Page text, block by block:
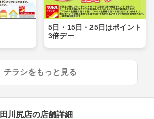
5日・15日・25日はポイント
3倍デー
チラシをもっと見る
川尻店の店舗詳細